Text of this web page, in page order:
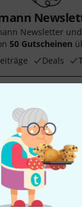
Newsletter
50 Gutscheinen
Deals
Jetzt anmelden
stimmen Sie
des E-Mail-
Weitere
* Pflichtfeld